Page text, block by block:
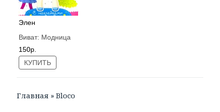
Элен
Виват: Модница
150р.
КУПИТЬ
Главная »Bloco